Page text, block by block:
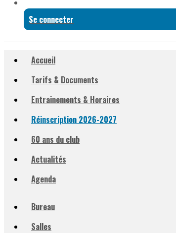
Se connecter
Accueil
Tarifs & Documents
Entrainements & Horaires
Réinscription 2026-2027
60 ans du club
Actualités
Agenda
Bureau
Salles